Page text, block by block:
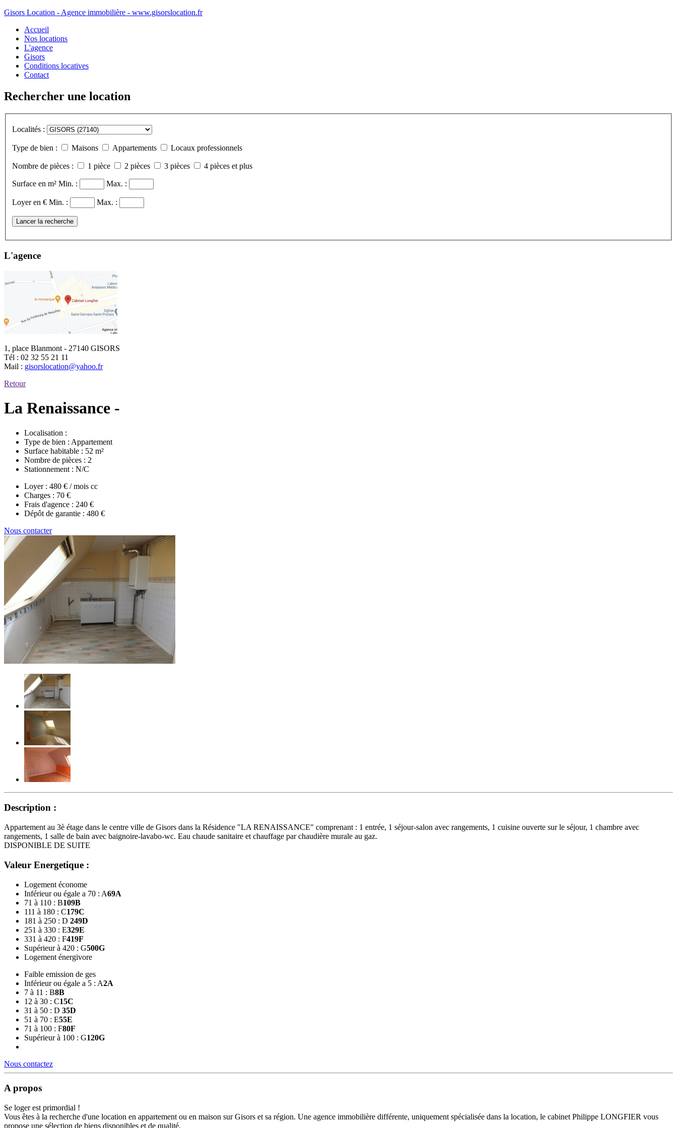
Gisors Location - Agence immobilière - www.gisorslocation.fr
Accueil
Nos locations
L'agence
Gisors
Conditions locatives
Contact
Rechercher une location
Localités :
Type de bien : Maisons Appartements Locaux professionnels
Nombre de pièces : 1 pièce 2 pièces 3 pièces 4 pièces et plus
Surface en m² Min. : Max. :
Loyer en € Min. : Max. :
Lancer la recherche
L'agence
1, place Blanmont - 27140 GISORS
Tél : 02 32 55 21 11
Mail : gisorslocation@yahoo.fr
Retour
La Renaissance -
Localisation :
Type de bien : Appartement
Surface habitable : 52 m²
Nombre de pièces : 2
Stationnement : N/C
Loyer : 480 € / mois cc
Charges : 70 €
Frais d'agence : 240 €
Dépôt de garantie : 480 €
Nous contacter
Description :
Appartement au 3è étage dans le centre ville de Gisors dans la Résidence "LA RENAISSANCE" comprenant : 1 entrée, 1 séjour-salon avec rangements, 1 cuisine ouverte sur le séjour, 1 chambre avec
rangements, 1 salle de bain avec baignoire-lavabo-wc. Eau chaude sanitaire et chauffage par chaudière murale au gaz.
DISPONIBLE DE SUITE
Valeur Energetique :
Logement économe
Inférieur ou égale a 70 : A69A
71 à 110 : B109B
111 à 180 : C179C
181 à 250 : D 249D
251 à 330 : E329E
331 à 420 : F419F
Supérieur à 420 : G500G
Logement énergivore
Faible emission de ges
Inférieur ou égale a 5 : A2A
7 à 11 : B8B
12 à 30 : C15C
31 à 50 : D 35D
51 à 70 : E55E
71 à 100 : F80F
Supérieur à 100 : G120G
Nous contactez
A propos
Se loger est primordial !
Vous êtes à la recherche d'une location en appartement ou en maison sur Gisors et sa région. Une agence immobilière différente, uniquement spécialisée dans la location, le cabinet Philippe LONGFIER vous
propose une sélection de biens disponibles et de qualité.